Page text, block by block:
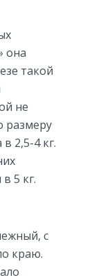
она
такой
не
размеру
2,5-4 кг.
5 кг.
с
краю.